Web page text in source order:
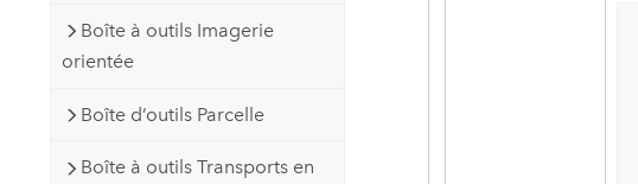
Boîte à outils Imagerie
orientée
Boîte d’outils Parcelle
Boîte à outils Transports en